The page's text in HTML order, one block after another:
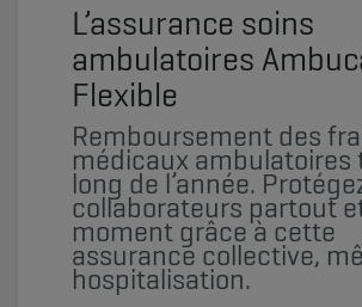
L’assurance soins
ambulatoires
Flexible
Remboursement des
médicaux ambulatoires
long de l’année.
collaborateurs partout
moment grâce à cette
assurance collective,
hospitalisation.